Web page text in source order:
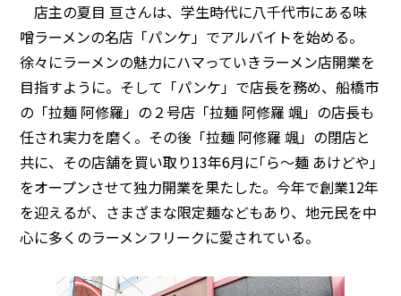
店主の夏目 亘さんは、学生時代に八千代市にある味
噌ラーメンの名店「パンケ」でアルバイトを始める。
徐々にラーメンの魅力にハマっていきラーメン店開業を
目指すように。そして「パンケ」で店長を務め、船橋市
の「拉麺 阿修羅」の２号店「拉麺 阿修羅 颯」の店長も
任され実力を磨く。その後「拉麺 阿修羅 颯」の閉店と
共に、その店舗を買い取り13年6月に｢ら～麺 あけどや｣
をオープンさせて独力開業を果たした。今年で創業12年
を迎えるが、さまざまな限定麺などもあり、地元民を中
心に多くのラーメンフリークに愛されている。